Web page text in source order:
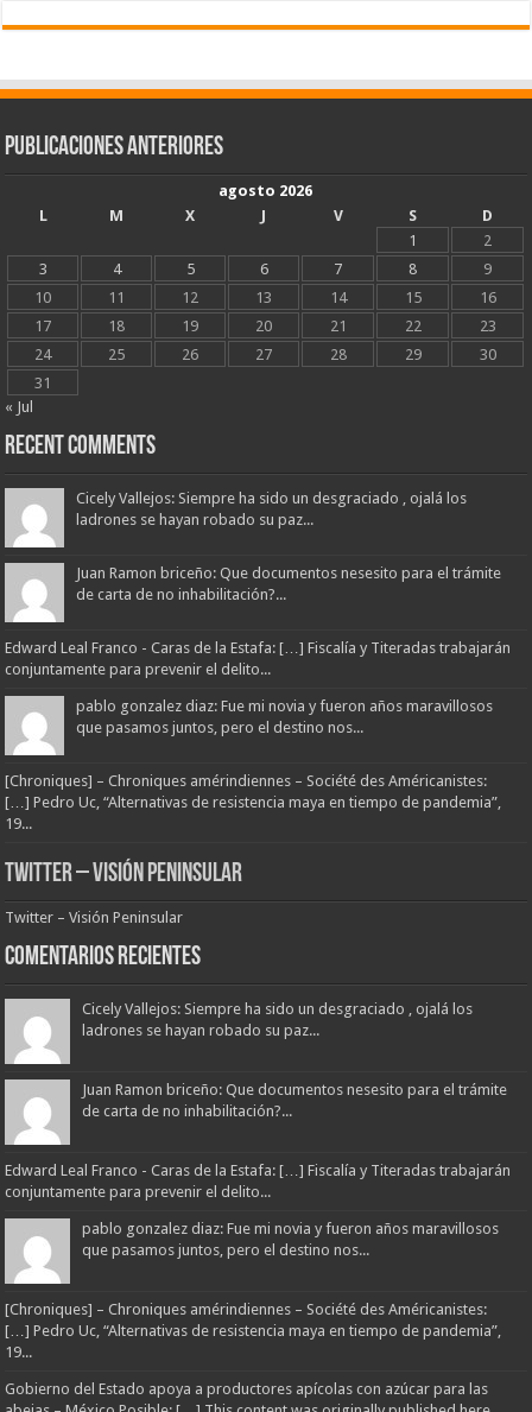
Publicaciones Anteriores
agosto 2026
L
M X J V S
D
1
2
3
4 5 6 7 8
9
10
11 12 13 14 15
16
17
18 19 20 21 22
23
24
25 26 27 28 29
30
31
« Jul
Recent Comments
Cicely Vallejos: Siempre ha sido un desgraciado , ojalá los
ladrones se hayan robado su paz...
Juan Ramon briceño: Que documentos nesesito para el trámite
de carta de no inhabilitación?...
Edward Leal Franco - Caras de la Estafa: […] Fiscalía y Titeradas trabajarán
conjuntamente para prevenir el delito...
pablo gonzalez diaz: Fue mi novia y fueron años maravillosos
que pasamos juntos, pero el destino nos...
[Chroniques] – Chroniques amérindiennes – Société des Américanistes:
[…] Pedro Uc, “Alternativas de resistencia maya en tiempo de pandemia”,
19...
Twitter – Visión Peninsular
Twitter – Visión Peninsular
Comentarios Recientes
Cicely Vallejos: Siempre ha sido un desgraciado , ojalá los
ladrones se hayan robado su paz...
Juan Ramon briceño: Que documentos nesesito para el trámite
de carta de no inhabilitación?...
Edward Leal Franco - Caras de la Estafa: […] Fiscalía y Titeradas trabajarán
conjuntamente para prevenir el delito...
pablo gonzalez diaz: Fue mi novia y fueron años maravillosos
que pasamos juntos, pero el destino nos...
[Chroniques] – Chroniques amérindiennes – Société des Américanistes:
[…] Pedro Uc, “Alternativas de resistencia maya en tiempo de pandemia”,
19...
Gobierno del Estado apoya a productores apícolas con azúcar para las